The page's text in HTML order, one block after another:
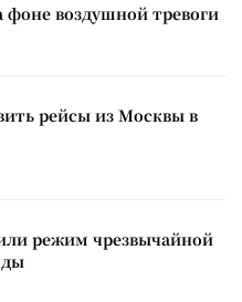
фоне воздушной тревоги
рейсы из Москвы в
режим чрезвычайной